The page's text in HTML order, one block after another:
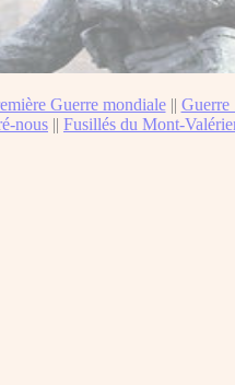
Guerre mondiale|| Guerre
nous || Fusillés du Mont-